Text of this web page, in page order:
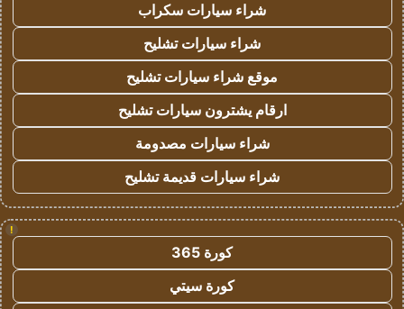
شراء سيارات سكراب
شراء سيارات تشليح
موقع شراء سيارات تشليح
ارقام يشترون سيارات تشليح
شراء سيارات مصدومة
شراء سيارات قديمة تشليح
!
كورة 365
كورة سيتي